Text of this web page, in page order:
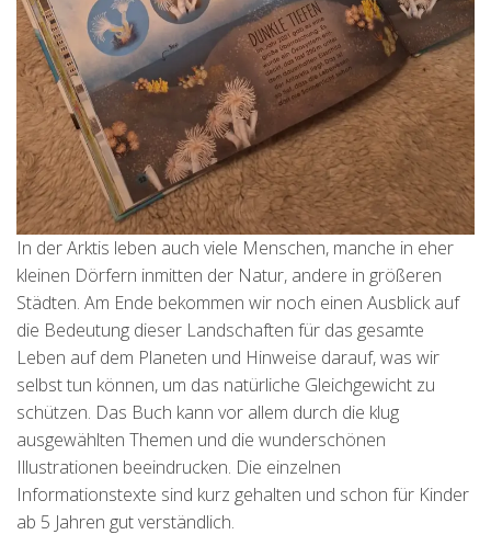
In der Arktis leben auch viele Menschen, manche in eher
kleinen Dörfern inmitten der Natur, andere in größeren
Städten. Am Ende bekommen wir noch einen Ausblick auf
die Bedeutung dieser Landschaften für das gesamte
Leben auf dem Planeten und Hinweise darauf, was wir
selbst tun können, um das natürliche Gleichgewicht zu
schützen. Das Buch kann vor allem durch die klug
ausgewählten Themen und die wunderschönen
Illustrationen beeindrucken. Die einzelnen
Informationstexte sind kurz gehalten und schon für Kinder
ab 5 Jahren gut verständlich.